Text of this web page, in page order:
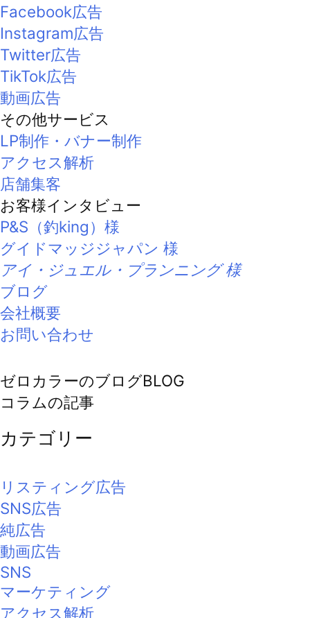
Facebook広告
Instagram広告
Twitter広告
TikTok広告
動画広告
その他サービス
LP制作・バナー制作
アクセス解析
店舗集客
お客様インタビュー
P&S（釣king）様
グイドマッジジャパン 様
アイ・ジュエル・プランニング 様
ブログ
会社概要
お問い合わせ
ゼロカラーのブログBLOG
コラムの記事
カテゴリー
リスティング広告
SNS広告
純広告
動画広告
SNS
マーケティング
アクセス解析